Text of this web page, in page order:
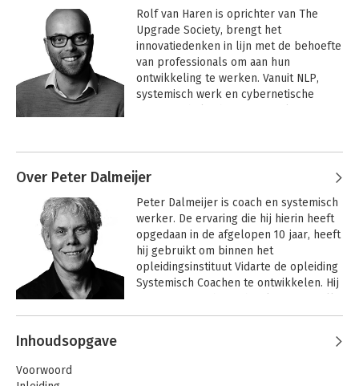
Rolf van Haren is oprichter van The
Upgrade Society, brengt het
innovatiedenken in lijn met de behoefte
van professionals om aan hun
ontwikkeling te werken. Vanuit NLP,
systemisch werk en cybernetische
consultancy.
Experttips voor een
betekenisvolle
organisatie
Over Peter Dalmeijer
Peter Dalmeijer is coach en systemisch
werker. De ervaring die hij hierin heeft
opgedaan in de afgelopen 10 jaar, heeft
hij gebruikt om binnen het
opleidingsinstituut Vidarte de opleiding
Systemisch Coachen te ontwikkelen. Hij
mogelijke contexten van coaching,
Andere boeken door Peter
Dalmeijer
Inhoudsopgave
Voorwoord